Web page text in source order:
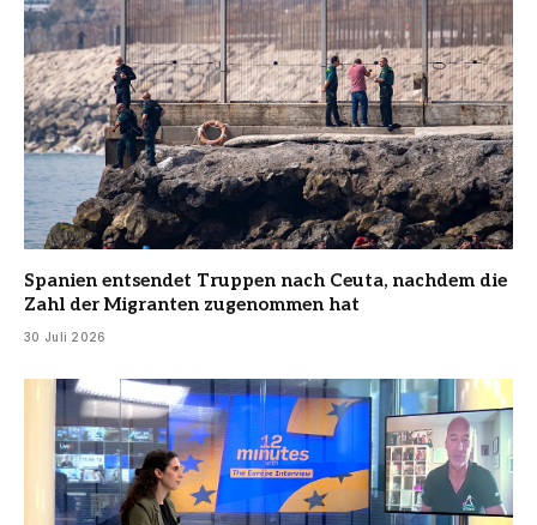
Spanien entsendet Truppen nach Ceuta, nachdem die
Zahl der Migranten zugenommen hat
30 Juli 2026